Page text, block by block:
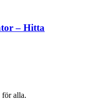
– Hitta
för alla.